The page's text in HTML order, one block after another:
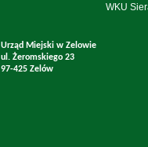
WKU
Urząd Miejski w Zelowie
ul. Żeromskiego 23
97-425 Zelów